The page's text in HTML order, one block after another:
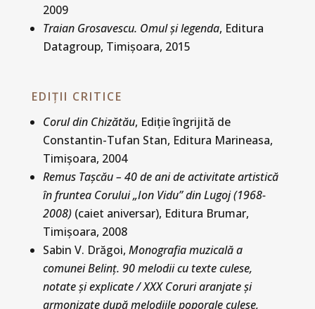
2009
Traian Grosavescu. Omul şi legenda, Editura
Datagroup, Timişoara, 2015
EDIȚII CRITICE
Corul din Chizătău, Ediţie îngrijită de
Constantin-Tufan Stan, Editura Marineasa,
Timişoara, 2004
Remus Taşcău – 40 de ani de activitate artistică
în fruntea Corului „Ion Vidu” din Lugoj (1968-
2008)(caiet aniversar), Editura Brumar,
Timişoara, 2008
Sabin V. Drăgoi, Monografia muzicală a
comunei Belinţ. 90 melodii cu texte culese,
notate şi explicate / XXX Coruri aranjate şi
armonizate după melodiile poporale culese,